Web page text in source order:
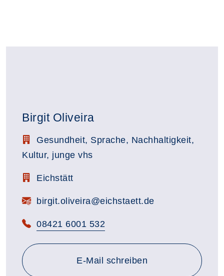
Birgit Oliveira
Stellenbezeichnung:
Gesundheit, Sprache, Nachhaltigkeit,
Kultur, junge vhs
Zimmerbezeichnung:
Eichstätt
E-Mail:birgit.oliveira@eichstaett.de
Telefon:
08421 6001 532
E-Mail schreiben